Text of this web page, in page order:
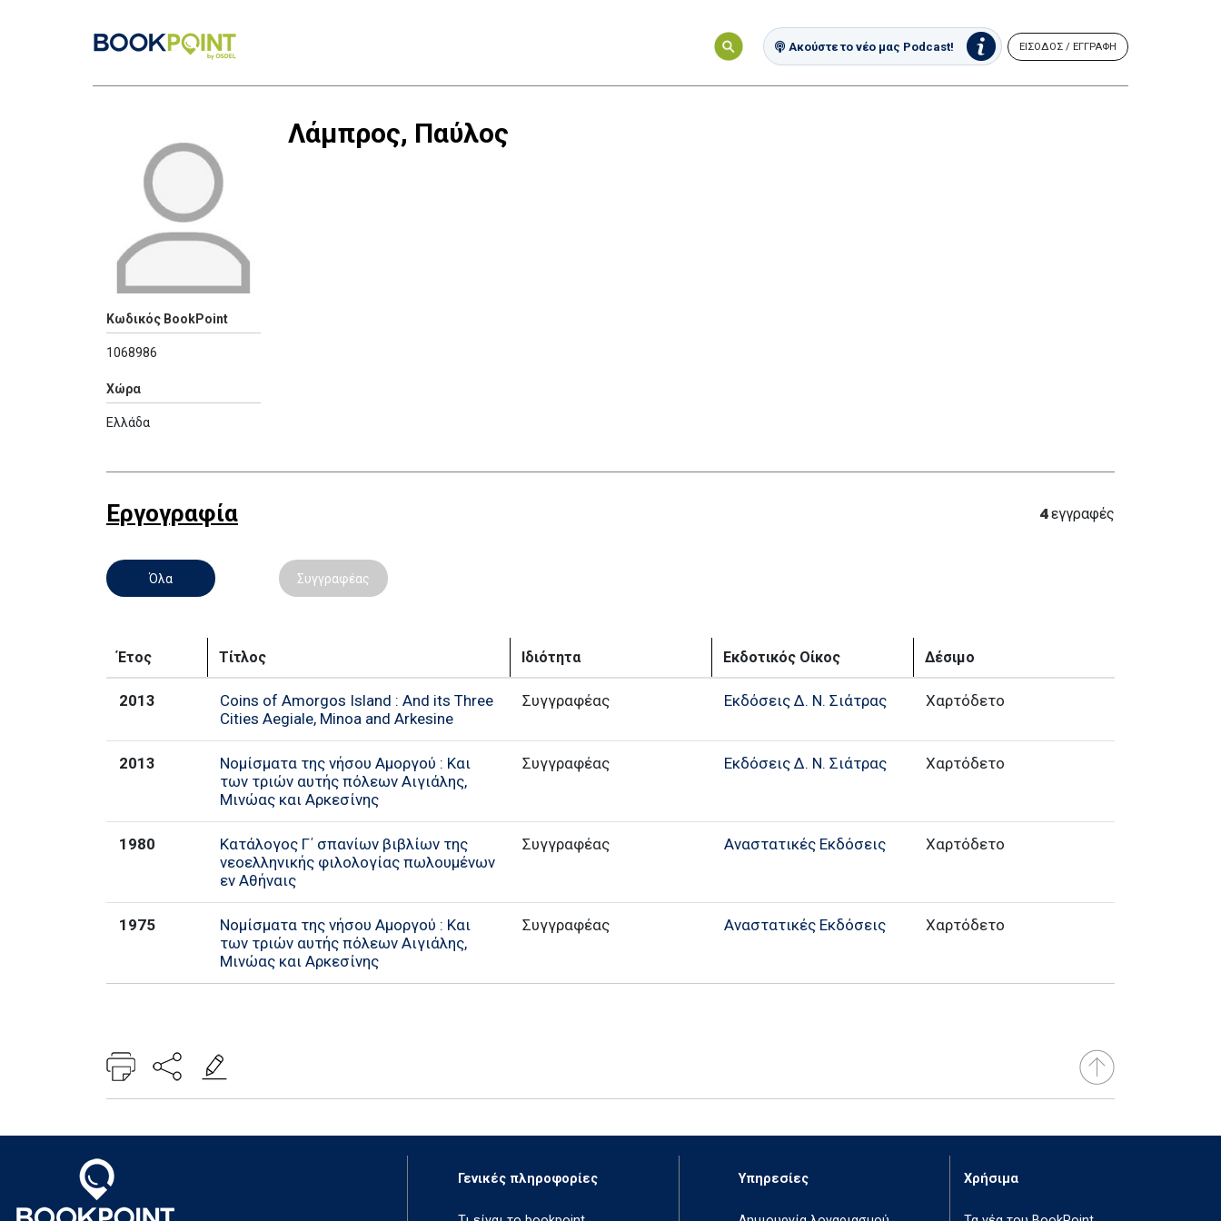
Ακούστε το νέο μας Podcast! ΕΙΣΟΔΟΣ / ΕΓΓΡΑΦΗ
Κωδικός BookPoint
1068986
Χώρα
Ελλάδα
Λάμπρος, Παύλος
Εργογραφία 4εγγραφές
Όλα Συγγραφέας
Έτος Τίτλος Ιδιότητα Εκδοτικός Οίκος Δέσιμο
2013
Coins of Amorgos Island : And its Three
Cities Aegiale, Minoa and Arkesine
Συγγραφέας Εκδόσεις Δ. Ν. Σιάτρας Χαρτόδετο
2013
Νομίσματα της νήσου Αμοργού : Και
των τριών αυτής πόλεων Αιγιάλης,
Μινώας και Αρκεσίνης
Συγγραφέας Εκδόσεις Δ. Ν. Σιάτρας Χαρτόδετο
1980
Κατάλογος Γ΄ σπανίων βιβλίων της
νεοελληνικής φιλολογίας πωλουμένων
εν Αθήναις
Συγγραφέας Αναστατικές Εκδόσεις Χαρτόδετο
1975
Νομίσματα της νήσου Αμοργού : Και
των τριών αυτής πόλεων Αιγιάλης,
Μινώας και Αρκεσίνης
Συγγραφέας Αναστατικές Εκδόσεις Χαρτόδετο
Γενικές πληροφορίες Υπηρεσίες Χρήσιμα